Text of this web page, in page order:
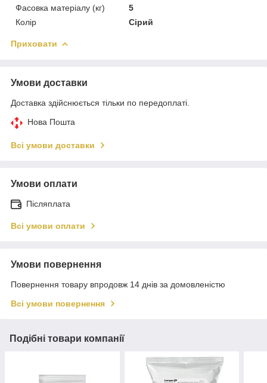
Фасовка матеріалу (кг)
5
Колір
Сірий
Приховати
Умови доставки
Доставка здійснюється тільки по передоплаті.
Нова Пошта
Всі умови доставки
Умови оплати
Післяплата
Всі умови оплати
Умови повернення
Повернення товару впродовж 14 днів за домовленістю
Всі умови повернення
Подібні товари компанії